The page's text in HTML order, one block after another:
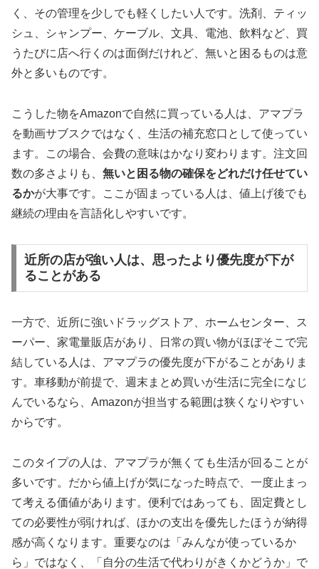
く、その管理を少しでも軽くしたい人です。洗剤、ティッ
シュ、シャンプー、ケーブル、文具、電池、飲料など、買
うたびに店へ行くのは面倒だけれど、無いと困るものは意
外と多いものです。
こうした物をAmazonで自然に買っている人は、アマプラ
を動画サブスクではなく、生活の補充窓口として使ってい
ます。この場合、会費の意味はかなり変わります。注文回
数の多さよりも、 無いと困る物の確保をどれだけ任せてい
るかが大事です。ここが固まっている人は、値上げ後でも
継続の理由を言語化しやすいです。
近所の店が強い人は、思ったより優先度が下が
ることがある
一方で、近所に強いドラッグストア、ホームセンター、ス
ーパー、家電量販店があり、日常の買い物がほぼそこで完
結している人は、アマプラの優先度が下がることがありま
す。車移動が前提で、週末まとめ買いが生活に完全になじ
んでいるなら、Amazonが担当する範囲は狭くなりやすい
からです。
このタイプの人は、アマプラが無くても生活が回ることが
多いです。だから値上げが気になった時点で、一度止まっ
て考える価値があります。便利ではあっても、固定費とし
ての必要性が弱ければ、ほかの支出を優先したほうが納得
感が高くなります。重要なのは「みんなが使っているか
ら」ではなく、「自分の生活で代わりがきくかどうか」で